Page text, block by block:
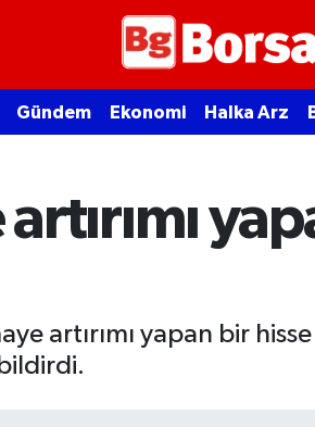
Gündem Ekonomi Halka Arz
artırımı yapan bir